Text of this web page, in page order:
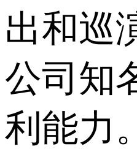
出和巡
公司知
利能力。